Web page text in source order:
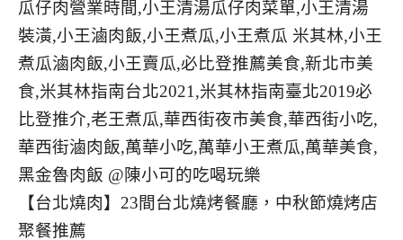
【台北燒肉】23間台北燒烤餐廳，中秋節燒烤店
聚餐推薦